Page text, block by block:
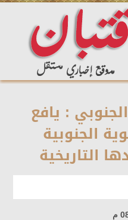
: يافع
الجنوبية
التاريخية